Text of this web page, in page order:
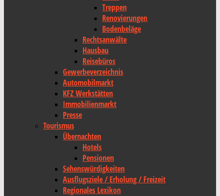
Treppen
Renovierungen
Bodenbeläge
Rechtsanwälte
Hausbau
Reisebüros
Gewerbeverzeichnis
Automobilmarkt
KFZ Werkstätten
Immobilienmarkt
Presse
Tourismus
Übernachten
Hotels
Pensionen
Sehenswürdigkeiten
Ausflugsziele / Erholung / Freizeit
Regionales Lexikon